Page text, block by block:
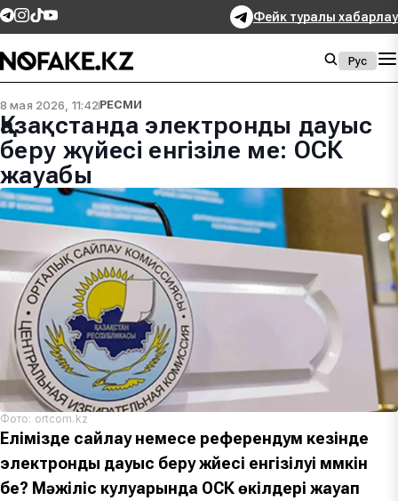
Фейк туралы хабарлау
Рус
8 мая 2026, 11:42РЕСМИ
Қазақстанда электронды дауыс
беру жүйесі енгізіле ме: ОСК
жауабы
Фото: ortcom.kz
Елімізде сайлау немесе референдум кезінде
электронды дауыс беру жүйесі енгізілуі мүмкін
бе? Мәжіліс кулуарында ОСК өкілдері жауап